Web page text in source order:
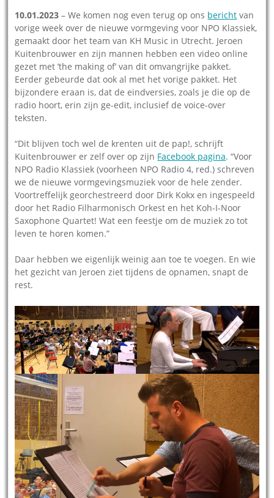
10.01.2023 – We komen nog even terug op ons bericht van
vorige week over de nieuwe vormgeving voor NPO Klassiek,
gemaakt door het team van KH Music in Utrecht. Jeroen
Kuitenbrouwer en zijn mannen hebben een video online
gezet met ’the making of’ van dit omvangrijke pakket.
Eerder gebeurde dat ook al met het vorige pakket. Het
bijzondere eraan is, dat de eindversies, zoals je die op de
radio hoort, erin zijn ge-edit, inclusief de voice-over
teksten.
“Dit blijven toch wel de krenten uit de pap!, schrijft
Kuitenbrouwer er zelf over op zijn Facebook pagina. “Voor
NPO Radio Klassiek (voorheen NPO Radio 4, red.) schreven
we de nieuwe vormgevingsmuziek voor de hele zender.
Voortreffelijk georchestreerd door Dirk Kokx en ingespeeld
door het Radio Filharmonisch Orkest en het Koh-I-Noor
Saxophone Quartet! Wat een feestje om de muziek zo tot
leven te horen komen.”
Daar hebben we eigenlijk weinig aan toe te voegen. En wie
het gezicht van Jeroen ziet tijdens de opnamen, snapt de
rest.